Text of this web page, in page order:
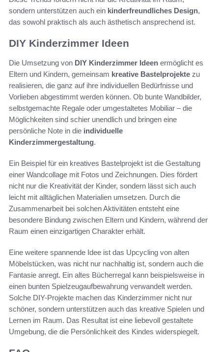
sondern unterstützen auch ein kinderfreundliches Design,
das sowohl praktisch als auch ästhetisch ansprechend ist.
DIY Kinderzimmer Ideen
Die Umsetzung von DIY Kinderzimmer Ideen ermöglicht es
Eltern und Kindern, gemeinsam kreative Bastelprojekte zu
realisieren, die ganz auf ihre individuellen Bedürfnisse und
Vorlieben abgestimmt werden können. Ob bunte Wandbilder,
selbstgemachte Regale oder umgestaltetes Mobiliar – die
Möglichkeiten sind schier unendlich und bringen eine
persönliche Note in die individuelle
Kinderzimmergestaltung.
Ein Beispiel für ein kreatives Bastelprojekt ist die Gestaltung
einer Wandcollage mit Fotos und Zeichnungen. Dies fördert
nicht nur die Kreativität der Kinder, sondern lässt sich auch
leicht mit alltäglichen Materialien umsetzen. Durch die
Zusammenarbeit bei solchen Aktivitäten entsteht eine
besondere Bindung zwischen Eltern und Kindern, während der
Raum einen einzigartigen Charakter erhält.
Eine weitere spannende Idee ist das Upcycling von alten
Möbelstücken, was nicht nur nachhaltig ist, sondern auch die
Fantasie anregt. Ein altes Bücherregal kann beispielsweise in
einen bunten Spielzeugaufbewahrung verwandelt werden.
Solche DIY-Projekte machen das Kinderzimmer nicht nur
schöner, sondern unterstützen auch das kreative Spielen und
Lernen im Raum. Das Resultat ist eine liebevoll gestaltete
Umgebung, die die Persönlichkeit des Kindes widerspiegelt.